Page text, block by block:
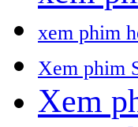
xem phim
Xem phim
Xem